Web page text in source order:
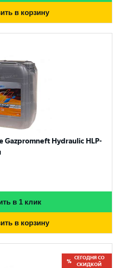
в корзину
Gazpromneft Hydraulic HLP-
в 1 клик
в корзину
СЕГОДНЯ СО
СКИДКОЙ